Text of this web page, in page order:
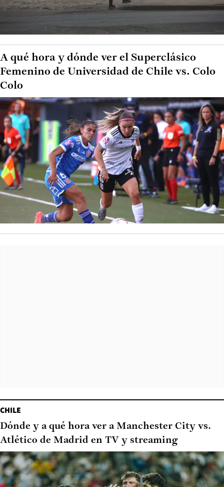
A qué hora y dónde ver el Superclásico
Femenino de Universidad de Chile vs. Colo
Colo
CHILE
Dónde y a qué hora ver a Manchester City vs.
Atlético de Madrid en TV y streaming